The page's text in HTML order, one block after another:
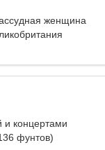
женщина
и концертами
фунтов)